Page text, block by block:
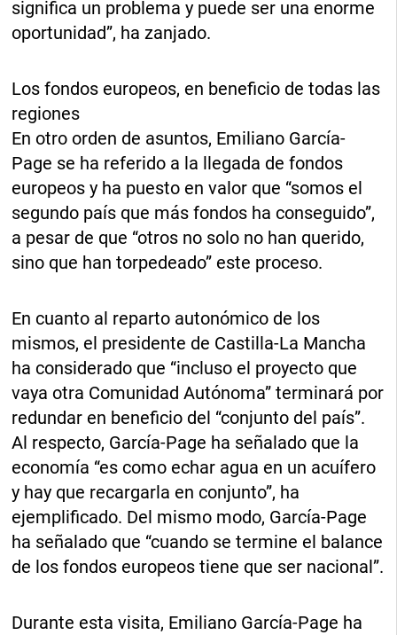
significa un problema y puede ser una enorme
oportunidad”, ha zanjado.
Los fondos europeos, en beneficio de todas las
regiones
En otro orden de asuntos, Emiliano García-
Page se ha referido a la llegada de fondos
europeos y ha puesto en valor que “somos el
segundo país que más fondos ha conseguido”,
a pesar de que “otros no solo no han querido,
sino que han torpedeado” este proceso.
En cuanto al reparto autonómico de los
mismos, el presidente de Castilla-La Mancha
ha considerado que “incluso el proyecto que
vaya otra Comunidad Autónoma” terminará por
redundar en beneficio del “conjunto del país”.
Al respecto, García-Page ha señalado que la
economía “es como echar agua en un acuífero
y hay que recargarla en conjunto”, ha
ejemplificado. Del mismo modo, García-Page
ha señalado que “cuando se termine el balance
de los fondos europeos tiene que ser nacional”.
Durante esta visita, Emiliano García-Page ha